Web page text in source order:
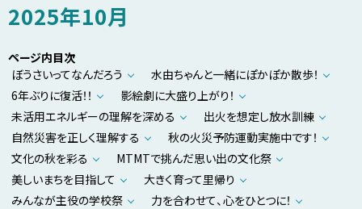
ュ
へ
2025年10月
ページ内目次
ぼうさいってなんだろう
水由ちゃんと一緒にぽかぽか散歩！
6年ぶりに復活！！
影絵劇に大盛り上がり！
未活用エネルギーの理解を深める
出火を想定し放水訓練
自然災害を正しく理解する
秋の火災予防運動実施中です！
文化の秋を彩る
MTMTで挑んだ思い出の文化祭
美しいまちを目指して
大きく育って里帰り
みんなが主役の学校祭
力を合わせて、心をひとつに！